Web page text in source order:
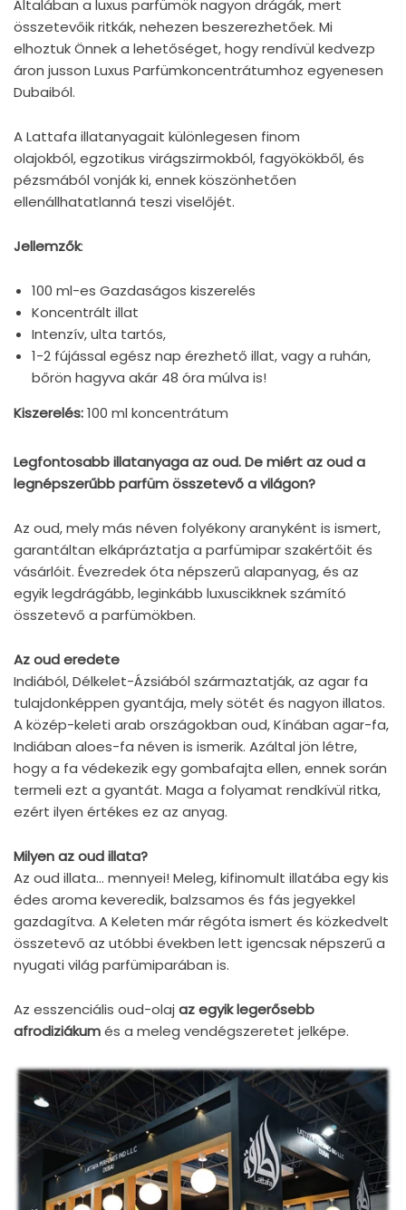
Általában a luxus parfümök nagyon drágák, mert
összetevőik ritkák, nehezen beszerezhetőek. Mi
elhoztuk Önnek a lehetőséget, hogy rendívül kedvezp
áron jusson Luxus Parfümkoncentrátumhoz egyenesen
Dubaiból.
A Lattafa illatanyagait különlegesen finom
olajokból, egzotikus virágszirmokból, fagyökökből, és
pézsmából vonják ki, ennek köszönhetően
ellenállhatatlanná teszi viselőjét.
Jellemzők:
100 ml-es Gazdaságos kiszerelés
Koncentrált illat
Intenzív, ulta tartós,
1-2 fújással egész nap érezhető illat, vagy a ruhán,
bőrön hagyva akár 48 óra múlva is!
Kiszerelés:100 ml koncentrátum
Legfontosabb illatanyaga az oud. De miért az oud a
legnépszerűbb parfüm összetevő a világon?
Az oud, mely más néven folyékony aranyként is ismert,
garantáltan elkápráztatja a parfümipar szakértőit és
vásárlóit. Évezredek óta népszerű alapanyag, és az
egyik legdrágább, leginkább luxuscikknek számító
összetevő a parfümökben.
Az oud eredete
Indiából, Délkelet-Ázsiából származtatják, az agar fa
tulajdonképpen gyantája, mely sötét és nagyon illatos.
A közép-keleti arab országokban oud, Kínában agar-fa,
Indiában aloes-fa néven is ismerik. Azáltal jön létre,
hogy a fa védekezik egy gombafajta ellen, ennek során
termeli ezt a gyantát. Maga a folyamat rendkívül ritka,
ezért ilyen értékes ez az anyag.
Milyen az oud illata?
Az oud illata... mennyei! Meleg, kifinomult illatába egy kis
édes aroma keveredik, balzsamos és fás jegyekkel
gazdagítva. A Keleten már régóta ismert és közkedvelt
összetevő az utóbbi években lett igencsak népszerű a
nyugati világ parfümiparában is.
Az esszenciális oud-olaj az egyik legerősebb
afrodiziákumés a meleg vendégszeretet jelképe.